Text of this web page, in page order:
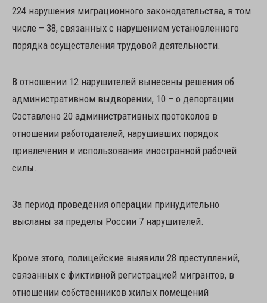
224 нарушения миграционного законодательства, в том
числе – 38, связанных с нарушением установленного
порядка осуществления трудовой деятельности.
В отношении 12 нарушителей вынесены решения об
административном выдворении, 10 – о депортации.
Составлено 20 административных протоколов в
отношении работодателей, нарушивших порядок
привлечения и использования иностранной рабочей
силы.
За период проведения операции принудительно
высланы за пределы России 7 нарушителей.
Кроме этого, полицейские выявили 28 преступлений,
связанных с фиктивной регистрацией мигрантов, в
отношении собственников жилых помещений